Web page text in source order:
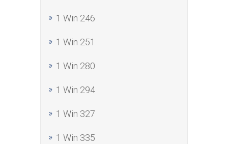
1 Win 246
1 Win 251
1 Win 280
1 Win 294
1 Win 327
1 Win 335